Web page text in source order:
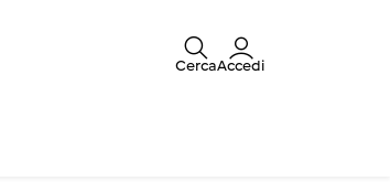
CercaAccedi